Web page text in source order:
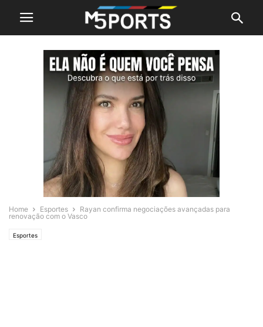
Home Esportes
Rayan confirma negociações avançadas para
renovação com o Vasco
Esportes